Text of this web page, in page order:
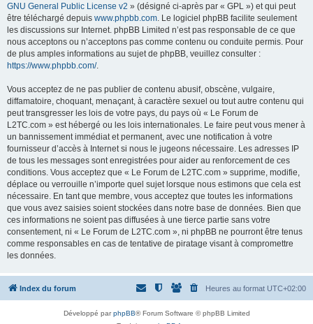
GNU General Public License v2 » (désigné ci-après par « GPL ») et qui peut
être téléchargé depuis www.phpbb.com. Le logiciel phpBB facilite seulement
les discussions sur Internet. phpBB Limited n’est pas responsable de ce que
nous acceptons ou n’acceptons pas comme contenu ou conduite permis. Pour
de plus amples informations au sujet de phpBB, veuillez consulter :
https://www.phpbb.com/.
Vous acceptez de ne pas publier de contenu abusif, obscène, vulgaire,
diffamatoire, choquant, menaçant, à caractère sexuel ou tout autre contenu qui
peut transgresser les lois de votre pays, du pays où « Le Forum de
L2TC.com » est hébergé ou les lois internationales. Le faire peut vous mener à
un bannissement immédiat et permanent, avec une notification à votre
fournisseur d’accès à Internet si nous le jugeons nécessaire. Les adresses IP
de tous les messages sont enregistrées pour aider au renforcement de ces
conditions. Vous acceptez que « Le Forum de L2TC.com » supprime, modifie,
déplace ou verrouille n’importe quel sujet lorsque nous estimons que cela est
nécessaire. En tant que membre, vous acceptez que toutes les informations
que vous avez saisies soient stockées dans notre base de données. Bien que
ces informations ne soient pas diffusées à une tierce partie sans votre
consentement, ni « Le Forum de L2TC.com », ni phpBB ne pourront être tenus
comme responsables en cas de tentative de piratage visant à compromettre
les données.
Index du forum Heures au format UTC+02:00
Développé parphpBB® Forum Software © phpBB Limited